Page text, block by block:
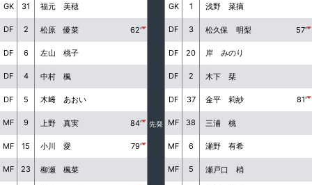
先発
GK 31 福元 美穂 GK 1 浅野 菜摘
DF 2 松原 優菜 62' DF 3 松久保 明梨 57'
DF 6 左山 桃子 DF 20 岸 みのり
DF 4 中村 楓 DF 2 木下 栞
DF 5 木﨑 あおい DF 37 金平 莉紗 81'
MF 9 上野 真実 84' MF 38 三浦 桃
MF 15 小川 愛 79' MF 6 瀬野 有希
MF 23 柳瀬 楓菜 MF 5 瀬戸口 梢